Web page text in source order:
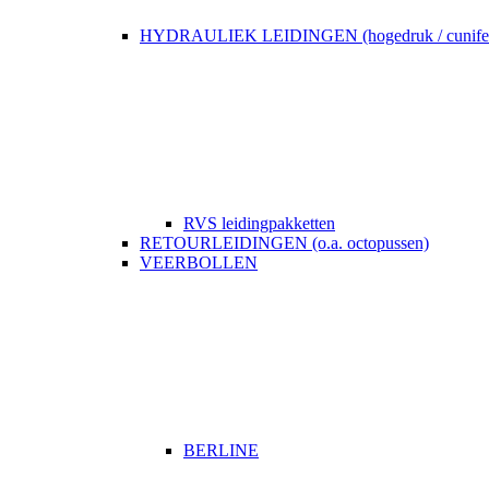
HYDRAULIEK LEIDINGEN (hogedruk /
RVS leidingpakketten
RETOURLEIDINGEN (o.a. octopussen)
VEERBOLLEN
BERLINE